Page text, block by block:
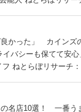
良かった」 カインズ
バシーも保てて安心
ねとらぼリサーチ
名店10選！ 一番う